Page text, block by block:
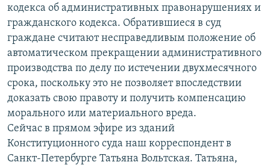
ПОДПИШИТЕСЬ НА РАССЫЛКУ
СОЦИАЛЬНЫЕ СЕТИ
Все сайты РСЕ/РС
кодекса об административных правонарушениях и
гражданского кодекса. Обратившиеся в суд
граждане считают несправедливым положение об
автоматическом прекращении административного
производства по делу по истечении двухмесячного
срока, поскольку это не позволяет впоследствии
доказать свою правоту и получить компенсацию
морального или материального вреда.
Сейчас в прямом эфире из зданий
Конституционного суда наш корреспондент в
Санкт-Петербурге Татьяна Вольтская. Татьяна,